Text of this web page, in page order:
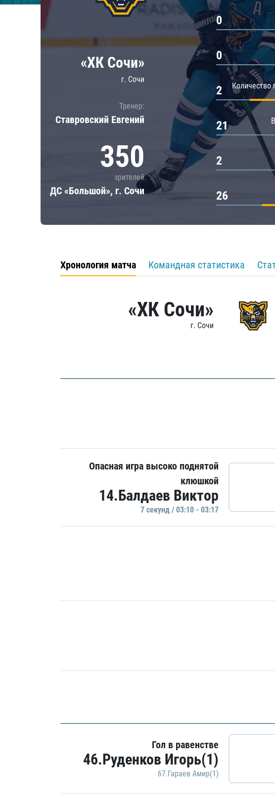
Локомотив
ЦСКА
Шанхайские Драконы
Амур
Барыс
«ХК Сочи»
г. Сочи
Тренер:
Ставровский Евгений
350
зрителей
ДС «Большой», г. Сочи
0
0
Количество
2
21
2
26
Хронология матча Командная статистика
«ХК Сочи»
г. Сочи
Опасная игра высоко поднятой
клюшкой
14.Балдаев Виктор
7 секунд / 03:10 - 03:17
Гол в равенстве
46.Руденков Игорь(1)
67.Гараев Амир(1)